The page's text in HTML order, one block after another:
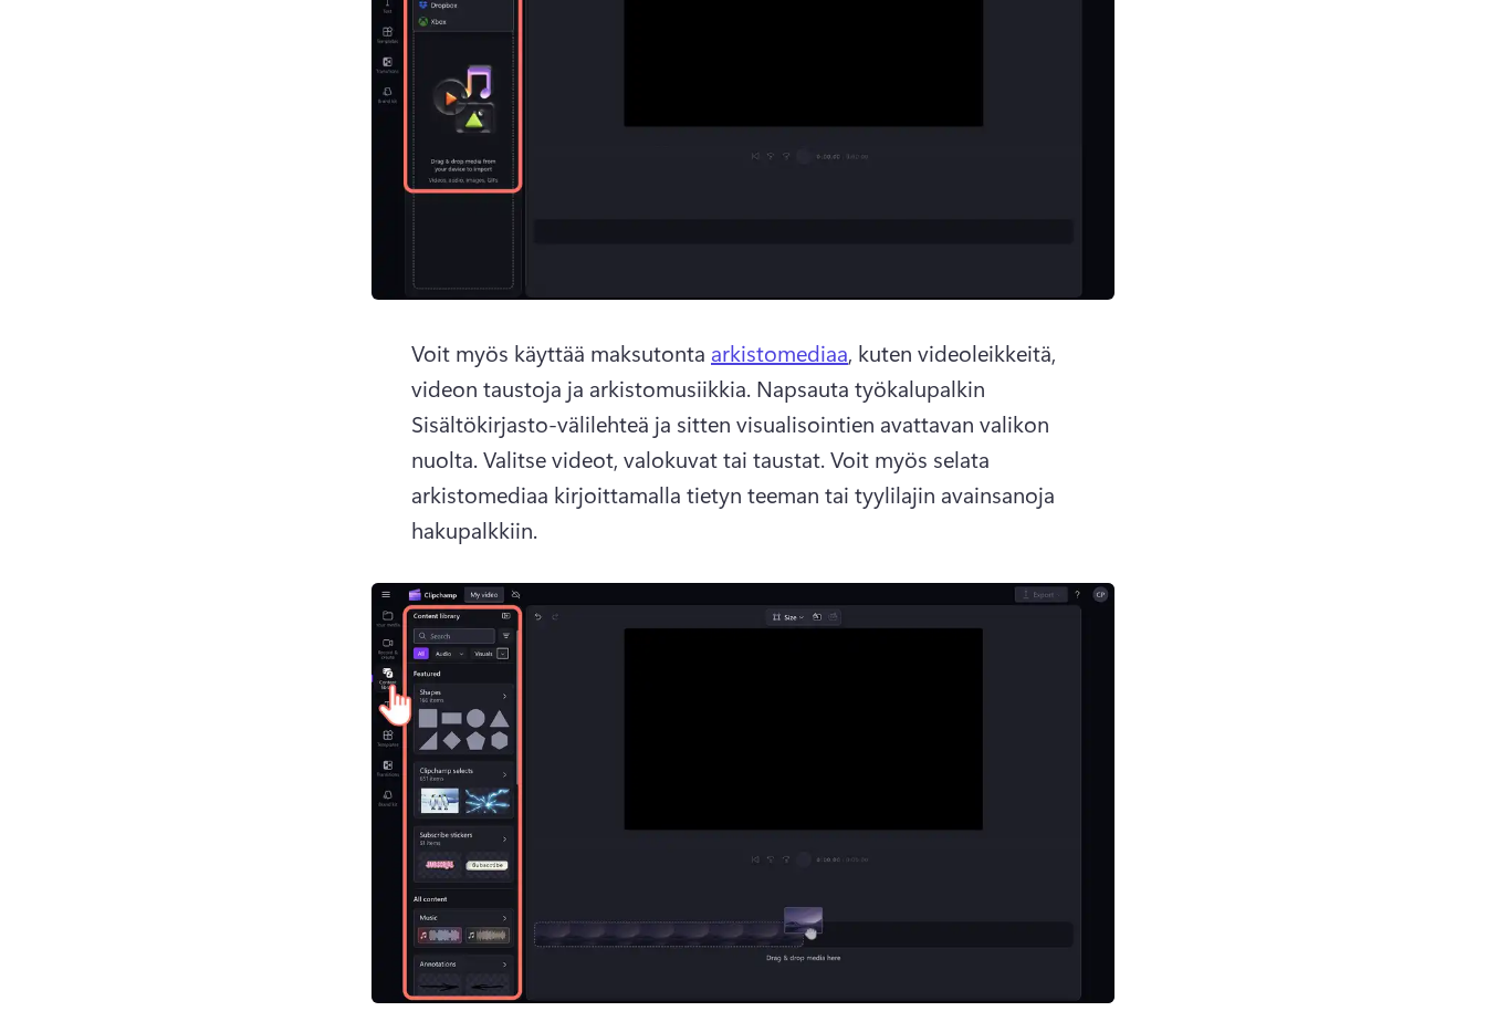
Voit myös käyttää maksutonta arkistomediaa, kuten videoleikkeitä,
videon taustoja ja arkistomusiikkia. Napsauta työkalupalkin
Sisältökirjasto-välilehteä ja sitten visualisointien avattavan valikon
nuolta. Valitse videot, valokuvat tai taustat. Voit myös selata
arkistomediaa kirjoittamalla tietyn teeman tai tyylilajin avainsanoja
hakupalkkiin.